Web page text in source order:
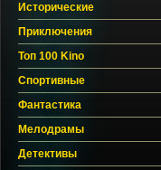
Исторические
Приключения
Топ 100 Kino
Спортивные
Фантастика
Мелодрамы
Детективы